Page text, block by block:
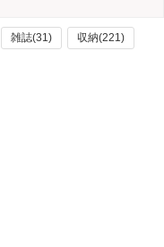
雑誌(31) 収納(221)